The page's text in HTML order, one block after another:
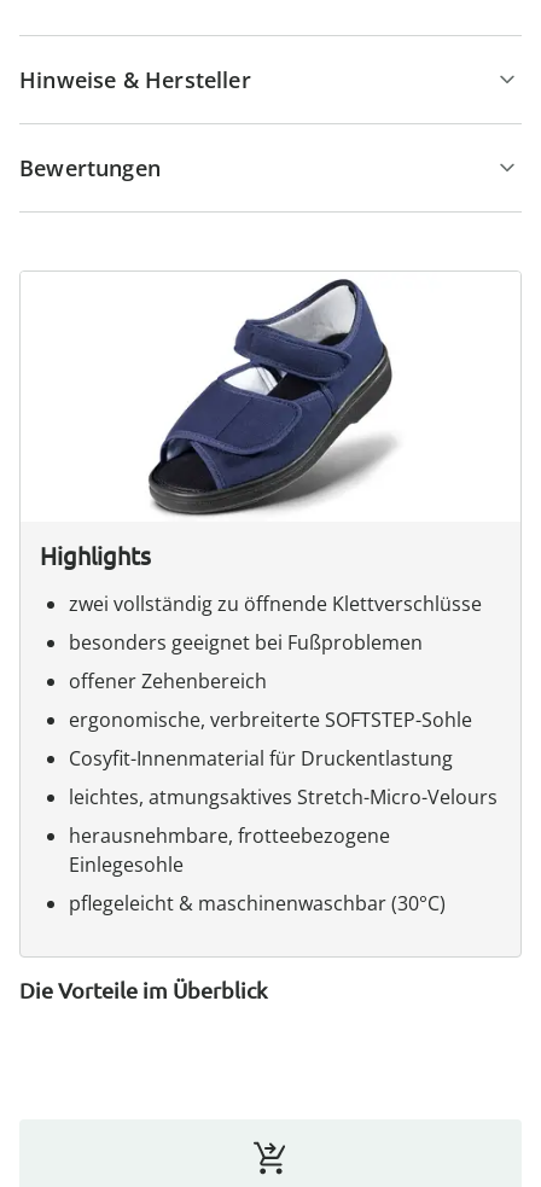
Hinweise & Hersteller
Bewertungen
Highlights
zwei vollständig zu öffnende Klettverschlüsse
besonders geeignet bei Fußproblemen
offener Zehenbereich
ergonomische, verbreiterte SOFTSTEP-Sohle
Cosyfit-Innenmaterial für Druckentlastung
leichtes, atmungsaktives Stretch-Micro-Velours
herausnehmbare, frotteebezogene
Einlegesohle
pflegeleicht & maschinenwaschbar (30°C)
Die Vorteile im Überblick